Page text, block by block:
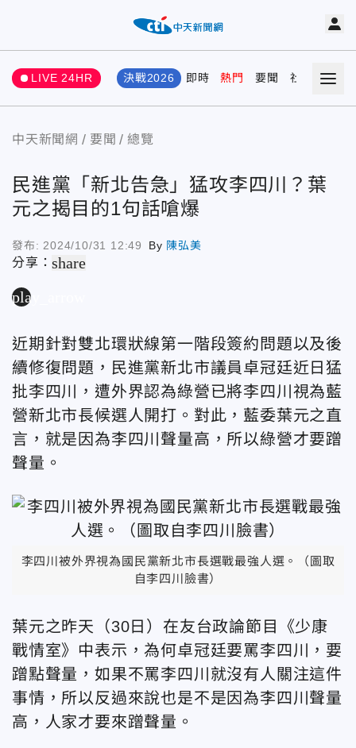
LIVE 24HR 決戰2026 即時 熱門 要聞 社會 娛樂
中天新聞網 要聞 總覽
民進黨「新北告急」猛攻李四川？葉
元之揭目的1句話嗆爆
發布: 2024/10/31 12:49 By 陳弘美
分享：share
play_arrow
近期針對雙北環狀線第一階段簽約問題以及後
續修復問題，民進黨新北市議員卓冠廷近日猛
批李四川，遭外界認為綠營已將李四川視為藍
營新北市長候選人開打。對此，藍委葉元之直
言，就是因為李四川聲量高，所以綠營才要蹭
聲量。
李四川被外界視為國民黨新北市長選戰最強人選。（圖取
自李四川臉書）
葉元之昨天（30日）在友台政論節目《少康
戰情室》中表示，為何卓冠廷要罵李四川，要
蹭點聲量，如果不罵李四川就沒有人關注這件
事情，所以反過來說也是不是因為李四川聲量
高，人家才要來蹭聲量。